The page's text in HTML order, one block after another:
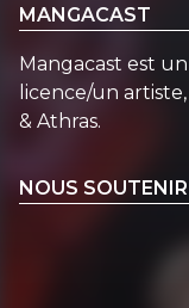
MANGACAST
Mangacast est
licence/un
& Athras.
NOUS SOUTENIR